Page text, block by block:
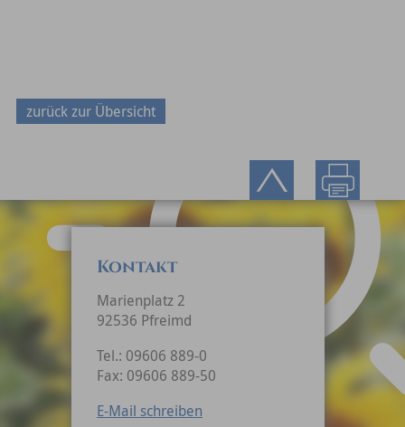
zurück zur Übersicht
Kontakt
Marienplatz 2
92536 Pfreimd
Tel.: 09606 889-0
Fax: 09606 889-50
E-Mail schreiben